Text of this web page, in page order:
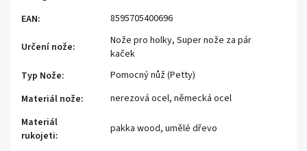
EAN: 8595705400696
Určení nože: Nože pro holky, Super nože za pár
kaček
Typ Nože:
Pomocný nůž (Petty)
Materiál nože: nerezová ocel, německá ocel
Materiál
rukojeti:
pakka wood, umělé dřevo